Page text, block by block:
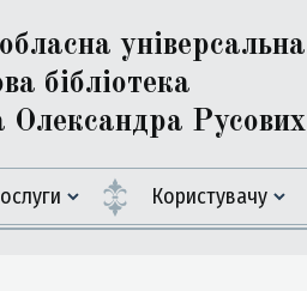
універсальна
бібліотека
Олександра Русових
Користувачу